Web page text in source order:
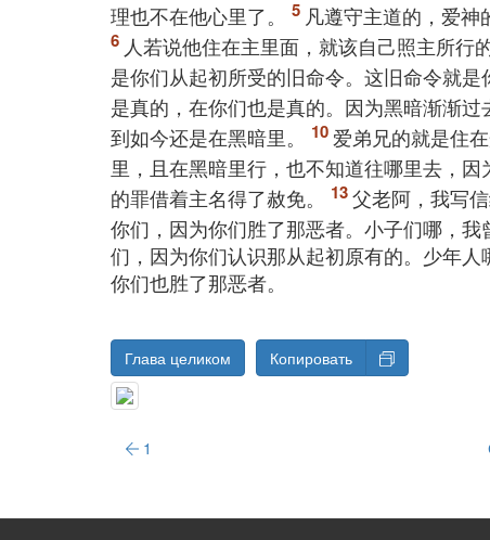
理也不在他心里了。
凡遵守主道的，爱神
人若说他住在主里面，就该自己照主所行的
是你们从起初所受的旧命令。这旧命令就是
是真的，在你们也是真的。因为黑暗渐渐过
到如今还是在黑暗里。
爱弟兄的就是住
里，且在黑暗里行，也不知道往哪里去，因
的罪借着主名得了赦免。
父老阿，我写
你们，因为你们胜了那恶者。小子们哪，我
们，因为你们认识那从起初原有的。少年
你们也胜了那恶者。
Глава целиком Копировать
1